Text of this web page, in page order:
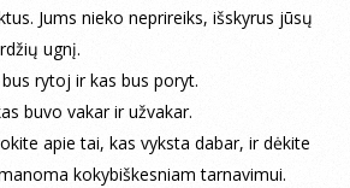
Jums nieko neprireiks, išskyrus jūsų
ugnį.
rytoj ir kas bus poryt.
buvo vakar ir užvakar.
apie tai, kas vyksta dabar, ir dėkite
kokybiškesniam tarnavimui.